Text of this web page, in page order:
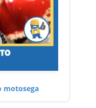
motosega